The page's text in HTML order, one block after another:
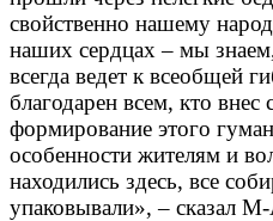
свойственно нашему
наших сердцах – мы
всегда ведет к всеобщей
благодарен всем, кто внес
формирование этого
особенности жителям и
находились здесь, все
упаковывали», – сказал